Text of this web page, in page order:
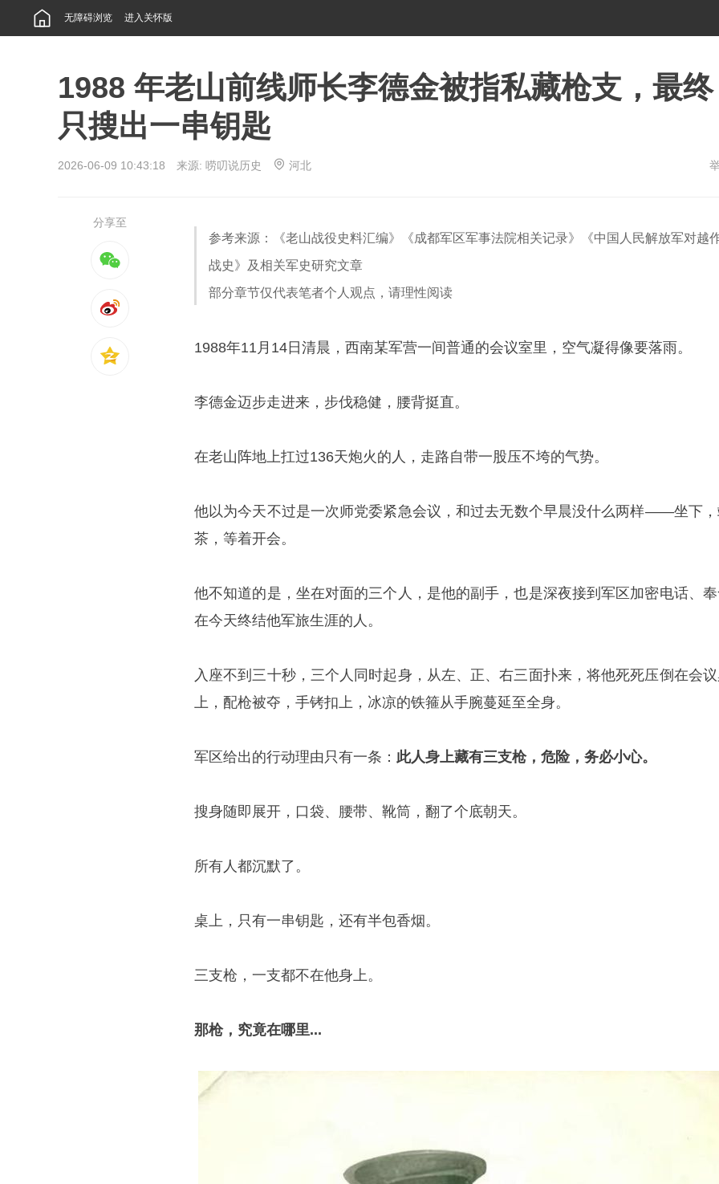
无障碍浏览 进入关怀版
1988 年老山前线师长李德金被指私藏枪支，最终
只搜出一串钥匙
2026-06-09 10:43:18 来源: 唠叨说历史 河北
分享至
参考来源：《老山战役史料汇编》《成都军区军事法院相关记录》《中国人民解放军对越
战史》及相关军史研究文章
部分章节仅代表笔者个人观点，请理性阅读
1988年11月14日清晨，西南某军营一间普通的会议室里，空气凝得像要落雨。
李德金迈步走进来，步伐稳健，腰背挺直。
在老山阵地上扛过136天炮火的人，走路自带一股压不垮的气势。
他以为今天不过是一次师党委紧急会议，和过去无数个早晨没什么两样——坐下
茶，等着开会。
他不知道的是，坐在对面的三个人，是他的副手，也是深夜接到军区加密电话、
在今天终结他军旅生涯的人。
入座不到三十秒，三个人同时起身，从左、正、右三面扑来，将他死死压倒在会
上，配枪被夺，手铐扣上，冰凉的铁箍从手腕蔓延至全身。
军区给出的行动理由只有一条： 此人身上藏有三支枪，危险，务必小心。
搜身随即展开，口袋、腰带、靴筒，翻了个底朝天。
所有人都沉默了。
桌上，只有一串钥匙，还有半包香烟。
三支枪，一支都不在他身上。
那枪，究竟在哪里...